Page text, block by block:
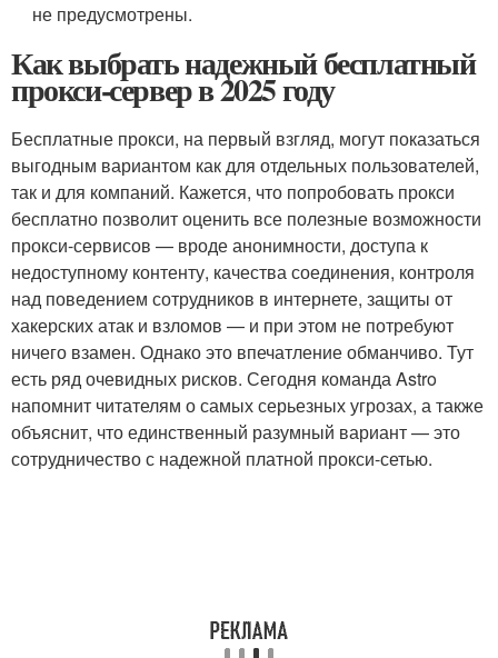
не предусмотрены.
Как выбрать надежный бесплатный
прокси-сервер в 2025 году
Бесплатные прокси, на первый взгляд, могут показаться
выгодным вариантом как для отдельных пользователей,
так и для компаний. Кажется, что попробовать прокси
бесплатно позволит оценить все полезные возможности
прокси-сервисов — вроде анонимности, доступа к
недоступному контенту, качества соединения, контроля
над поведением сотрудников в интернете, защиты от
хакерских атак и взломов — и при этом не потребуют
ничего взамен. Однако это впечатление обманчиво. Тут
есть ряд очевидных рисков. Сегодня команда Astro
напомнит читателям о самых серьезных угрозах, а также
объяснит, что единственный разумный вариант — это
сотрудничество с надежной платной прокси-сетью.